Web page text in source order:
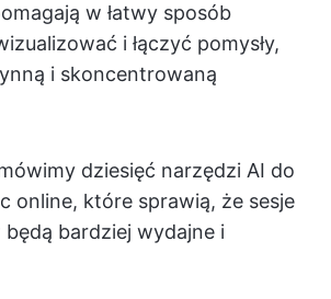
w łatwy sposób
i łączyć pomysły,
i skoncentrowaną
dziesięć narzędzi AI do
online, które sprawią, że sesje
bardziej wydajne i